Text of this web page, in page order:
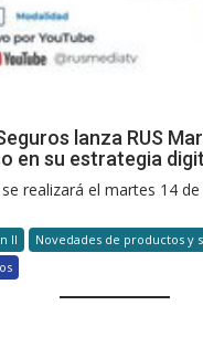
lanza RUS
en su estrategia
realizará el martes 14
II
Novedades de productos y